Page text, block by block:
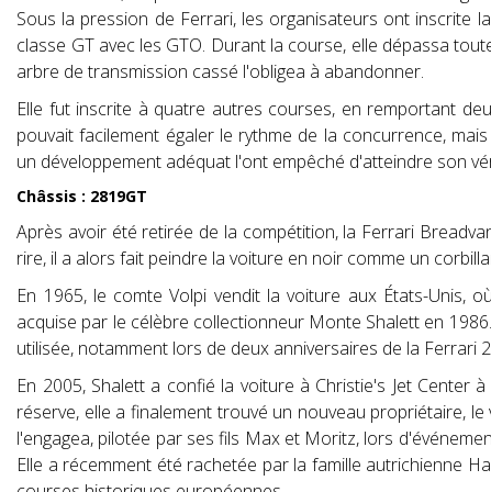
Sous la pression de Ferrari, les organisateurs ont inscrite
classe GT avec les GTO. Durant la course, elle dépassa
arbre de transmission cassé l'obligea à abandonner.
Elle fut inscrite à quatre autres courses, en remportant
pouvait facilement égaler le rythme de la concurrence,
un développement adéquat l'ont empêché d'atteindre son
Châssis : 2819GT
Après avoir été retirée de la compétition, la Ferrari
rire, il a alors fait peindre la voiture en noir comme un
En 1965, le comte Volpi vendit la voiture aux États-Unis,
acquise par le célèbre collectionneur Monte Shalett en
utilisée, notamment lors de deux anniversaires de la Ferrari
En 2005, Shalett a confié la voiture à Christie's Jet
réserve, elle a finalement trouvé un nouveau propriétaire,
l'engagea, pilotée par ses fils Max et Moritz, lors
Elle a récemment été rachetée par la famille autrichienne